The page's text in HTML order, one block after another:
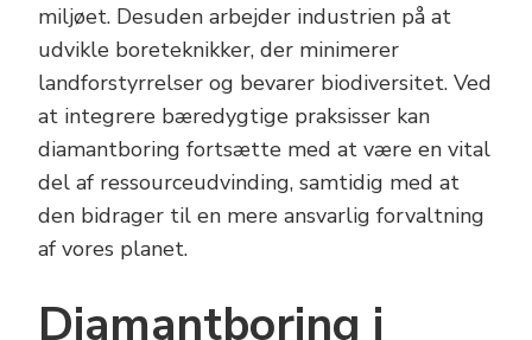
miljøet. Desuden arbejder industrien på at
udvikle boreteknikker, der minimerer
landforstyrrelser og bevarer biodiversitet. Ved
at integrere bæredygtige praksisser kan
diamantboring fortsætte med at være en vital
del af ressourceudvinding, samtidig med at
den bidrager til en mere ansvarlig forvaltning
af vores planet.
Diamantboring i